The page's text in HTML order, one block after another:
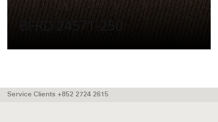
BFRD 24571-250
Service Clients +852 2724 2615